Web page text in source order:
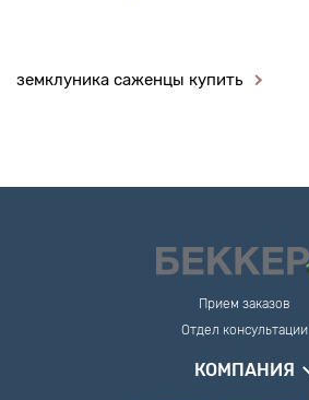
земклуника саженцы купить
Прием заказов
Отдел консультации
КОМПАНИЯ